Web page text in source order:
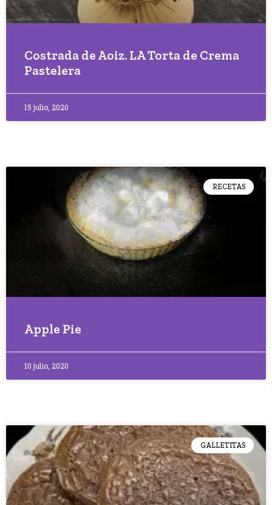
Costrada de Aoiz. LA Torta de Crema
Pastelera
15 julio, 2020
RECETAS
Apple Pie
10 julio, 2020
GALLETITAS